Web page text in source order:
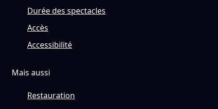
Durée des spectacles
Accès
Accessibilité
Mais aussi
Restauration